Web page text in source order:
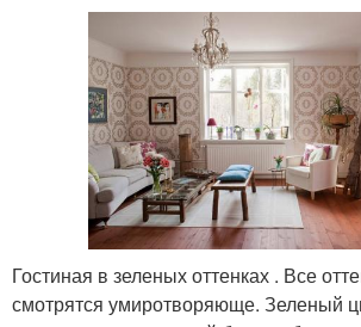
Гостиная в зеленых оттенках . Все
смотрятся умиротворяюще. Зеленый